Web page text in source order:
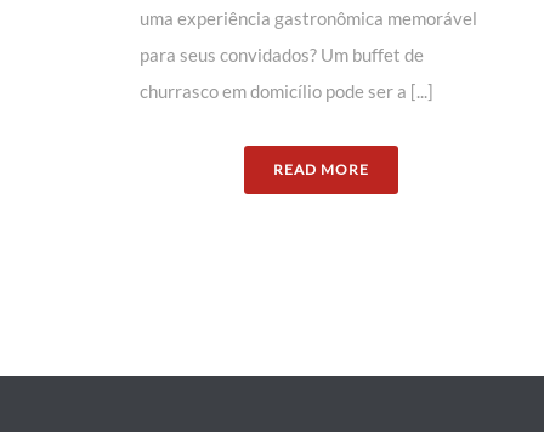
uma experiência gastronômica memorável
para seus convidados? Um buffet de
churrasco em domicílio pode ser a [...]
READ MORE